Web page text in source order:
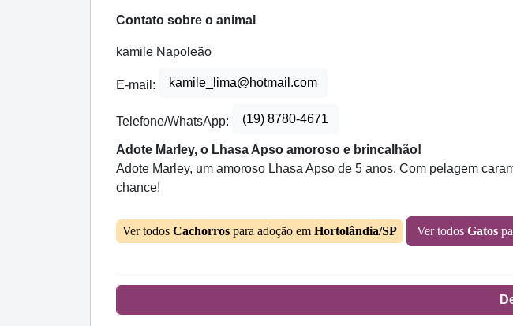
Contato sobre o animal
kamile Napoleão
E-mail: kamile_lima@hotmail.com
Telefone/WhatsApp: (19) 8780-4671
Adote Marley, o Lhasa Apso amoroso e brincalhão!
Adote Marley, um amoroso Lhasa Apso de 5 anos. Com pelagem
chance!
Ver todos Cachorros para adoção em Hortolândia/SP Ver todos Gatos